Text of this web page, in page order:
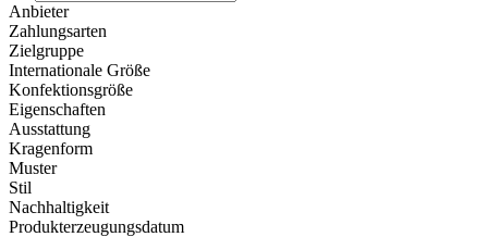
Anbieter
Zahlungsarten
Zielgruppe
Internationale Größe
Konfektionsgröße
Eigenschaften
Ausstattung
Kragenform
Muster
Stil
Nachhaltigkeit
Produkterzeugungsdatum